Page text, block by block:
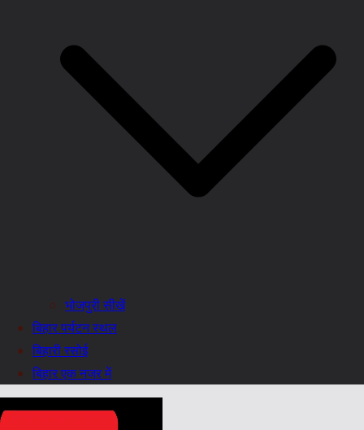
भोजपुरी सीखें
बिहार पर्यटन स्थल
बिहारी रसोई
बिहार एक नजर में